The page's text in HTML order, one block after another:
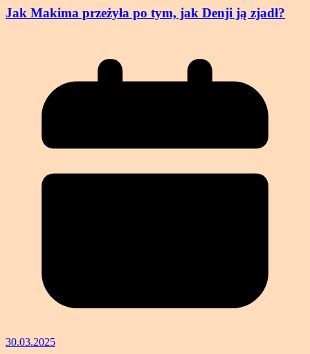
Jak Makima przeżyła po tym, jak Denji ją zjadł?
30.03.2025